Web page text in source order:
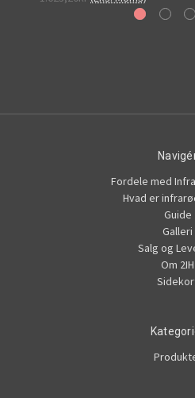
Fordele med
Hvad er
Guide
Galleri
Salg og
Om 2IH